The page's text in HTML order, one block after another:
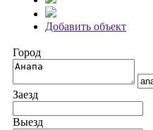
Добавить объект
Город
Заезд
Выезд